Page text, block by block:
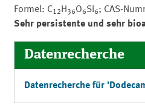
Formel: C12 H 36O6Si6; CAS-
Sehr persistente und sehr
Datenrecherche
Datenrecherche für